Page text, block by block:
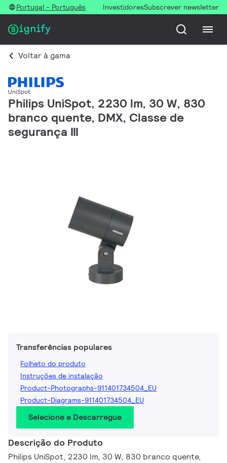
Portugal - Português InvestidoresSubscrever newsletter
Voltar à gama
UniSpot
Philips UniSpot, 2230 lm, 30 W, 830
branco quente, DMX, Classe de
segurança III
Transferências populares
Folheto do produto
Instruções de instalação
Product-Photographs-911401734504_EU
Product-Diagrams-911401734504_EU
Selecione e Descarregue
Descrição do Produto
Philips UniSpot, 2230 lm, 30 W, 830 branco quente,